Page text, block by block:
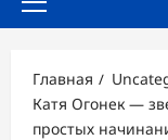
Основное
Главная
Катя Огонек —
простых